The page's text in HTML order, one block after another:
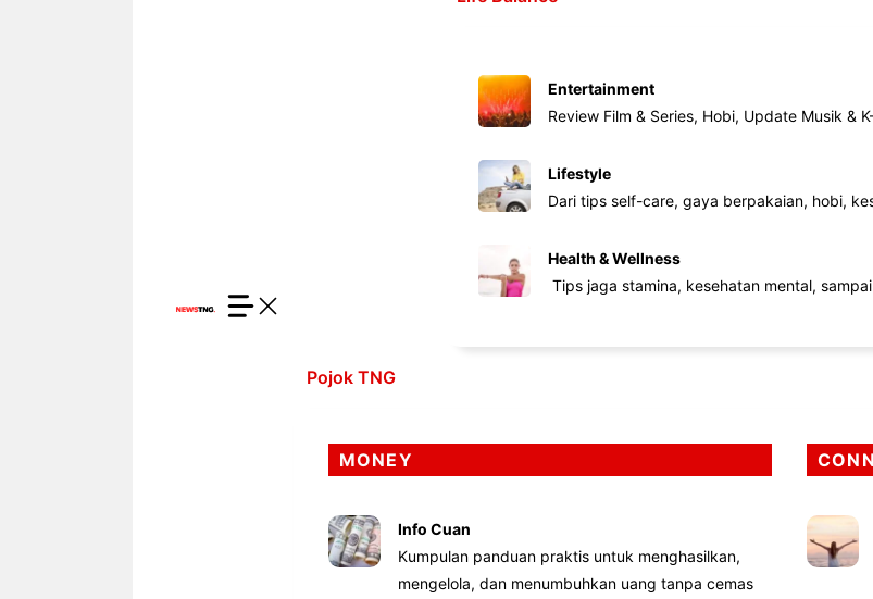
Entertainment
Review Film & Series, Hobi, Update Musik &
Lifestyle
Dari tips self-care, gaya berpakaian, hobi,
Health & Wellness
Tips jaga stamina, kesehatan mental,
Pojok TNG
MONEY
Info Cuan
Kumpulan panduan praktis untuk menghasilkan,
mengelola, dan menumbuhkan uang tanpa cemas